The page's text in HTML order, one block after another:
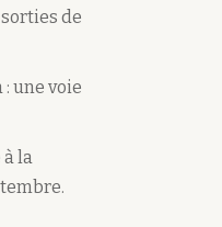
de
une voie
à la